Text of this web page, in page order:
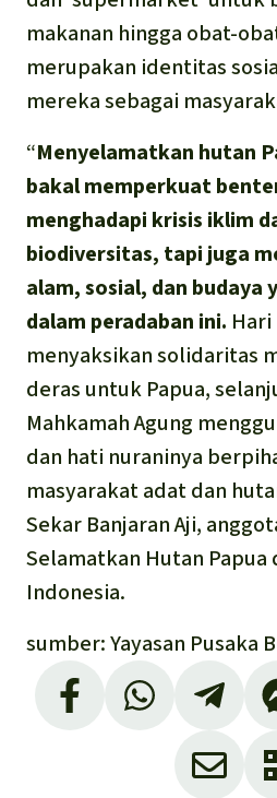
makanan hingga obat-
merupakan identitas
mereka sebagai
“Menyelamatkan hutan
bakal memperkuat
menghadapi krisis iklim
biodiversitas, tapi juga
alam, sosial, dan budaya
dalam peradaban ini.
menyaksikan solidaritas
deras untuk Papua,
Mahkamah Agung
dan hati nuraninya
masyarakat adat dan
Sekar Banjaran Aji,
Selamatkan Hutan Papua
Indonesia.
sumber: Yayasan Pusaka